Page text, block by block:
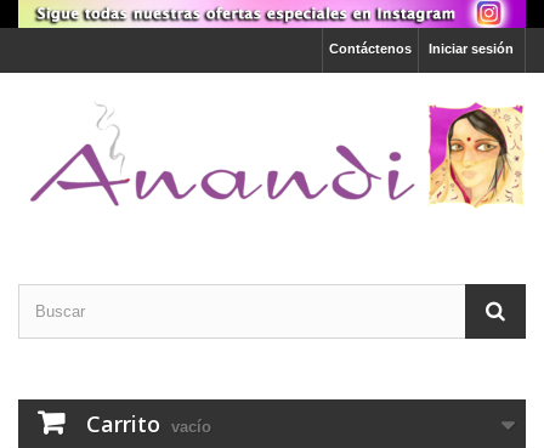
Iniciar sesión
Contáctenos
Carrito vacío